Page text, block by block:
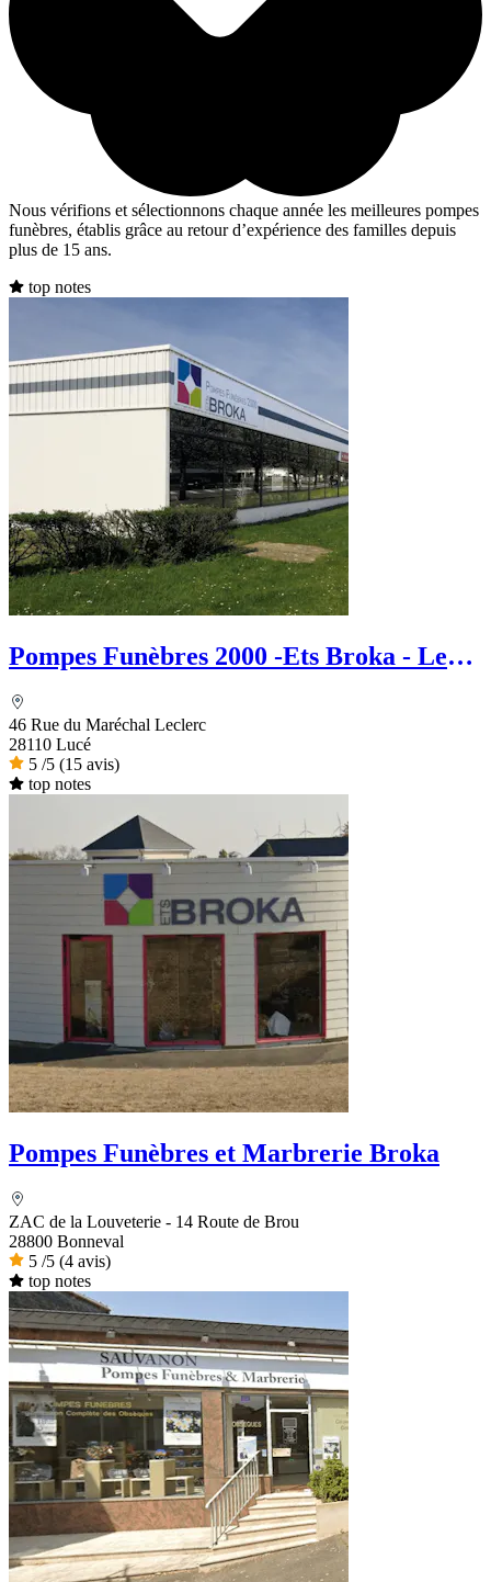
Nous vérifions et sélectionnons chaque année les meilleures pompes
funèbres, établis grâce au retour d’expérience des familles depuis
plus de 15 ans.
top notes
Pompes Funèbres 2000 -Ets Broka - Le
46 Rue du Maréchal Leclerc
28110 Lucé
5 /5 (15 avis)
top notes
Pompes Funèbres et Marbrerie Broka
ZAC de la Louveterie - 14 Route de Brou
28800 Bonneval
5 /5 (4 avis)
top notes